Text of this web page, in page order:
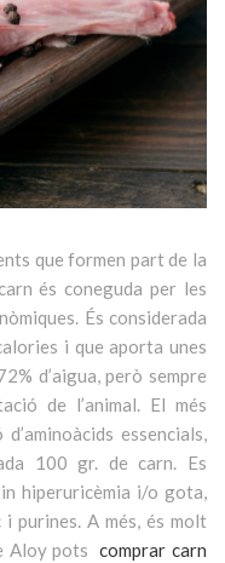
que formen part de la
és coneguda per les
És considerada
i que aporta unes
d’aigua, però sempre
de l’animal. El més
essencials,
100 gr. de carn. Es
hiperuricèmia i/o gota,
purines. A més, és molt
Aloy pots comprar carn